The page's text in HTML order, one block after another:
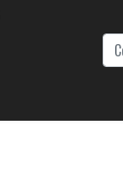
Cerca